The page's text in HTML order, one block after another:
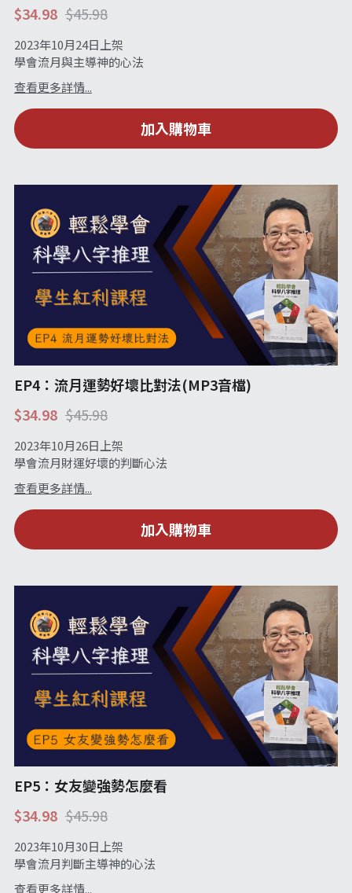
$34.98 $45.98
2023年10月24日上架
學會流月與主導神的心法
查看更多詳情...
加入購物車
EP4：流月運勢好壞比對法(MP3音檔)
$34.98 $45.98
2023年10月26日上架
學會流月財運好壞的判斷心法
查看更多詳情...
加入購物車
EP5：女友變強勢怎麼看
$34.98 $45.98
2023年10月30日上架
學會流月判斷主導神的心法
查看更多詳情...